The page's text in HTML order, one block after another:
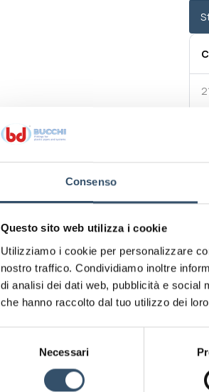
Consenso
Questo sito web utilizza i cookie
Utilizziamo i cookie per personalizzare
nostro traffico. Condividiamo inoltre
di analisi dei dati web, pubblicità e social
che hanno raccolto dal tuo utilizzo dei
Necessari
Corpo